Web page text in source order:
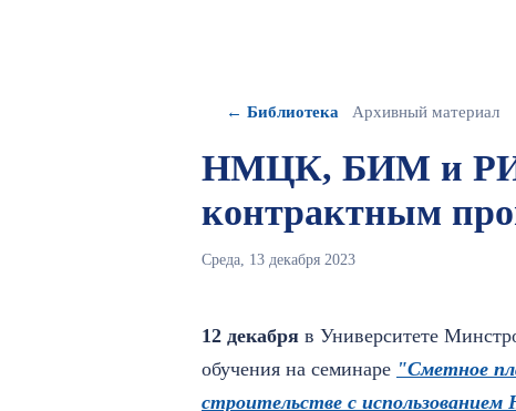
← Библиотека Архивный материал
НМЦК, БИМ и
контрактным
Среда, 13 декабря 2023
12 декабря в Университете
обучения на семинаре "Сметное
строительстве с